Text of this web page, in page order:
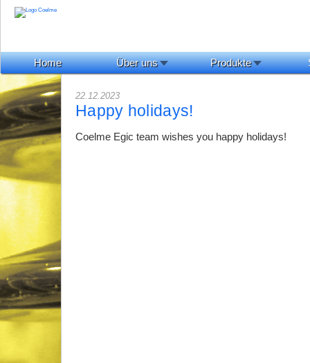
Home Über uns Produkte
22.12.2023
Happy holidays!
Coelme Egic team wishes you happy holidays!